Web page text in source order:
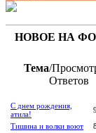
НОВОЕ НА
Тема/
Ответов
С днем рождения,
атила!
Тишина и волки воют